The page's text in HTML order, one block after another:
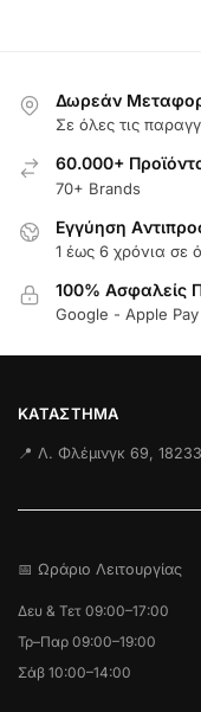
Δωρεάν
Σε όλες τις
60.000+
70+ Brands
Εγγύηση
1 έως 6 χρόνια σε
100% Ασφαλείς
Google - Apple
ΚΑΤΆΣΤΗΜΑ
📍 Λ. Φλέμινγκ 69,
📅 Ωράριο Λειτουργίας
Δευ & Τετ 09:00–17:00
Τρ–Παρ 09:00–19:00
Σάβ 10:00–14:00